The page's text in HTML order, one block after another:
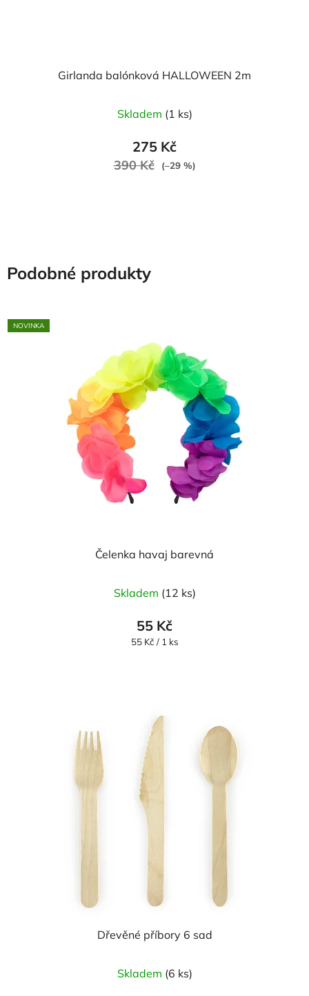
Girlanda balónková HALLOWEEN 2m
Skladem (1 ks)
275 Kč
390 Kč (–29 %)
Podobné produkty
NOVINKA
Čelenka havaj barevná
Skladem (12 ks)
55 Kč
Měrná
55 Kč / 1 ks
Dřevěné příbory 6 sad
Skladem (6 ks)